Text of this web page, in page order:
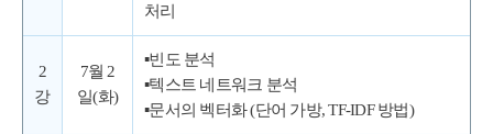
처리
2
강
7월 2
일(화)
▪빈도 분석
▪텍스트 네트워크 분석
▪문서의 벡터화 (단어 가방, TF-IDF 방법)